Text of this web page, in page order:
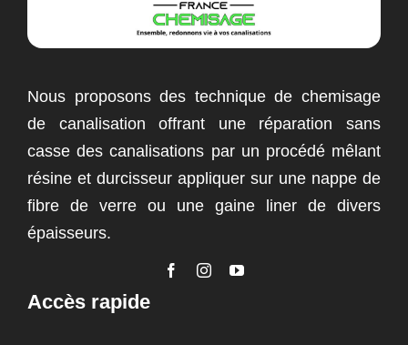
Nous proposons des technique de chemisage
de canalisation offrant une réparation sans
casse des canalisations par un procédé mêlant
résine et durcisseur appliquer sur une nappe de
fibre de verre ou une gaine liner de divers
épaisseurs.
Accès rapide